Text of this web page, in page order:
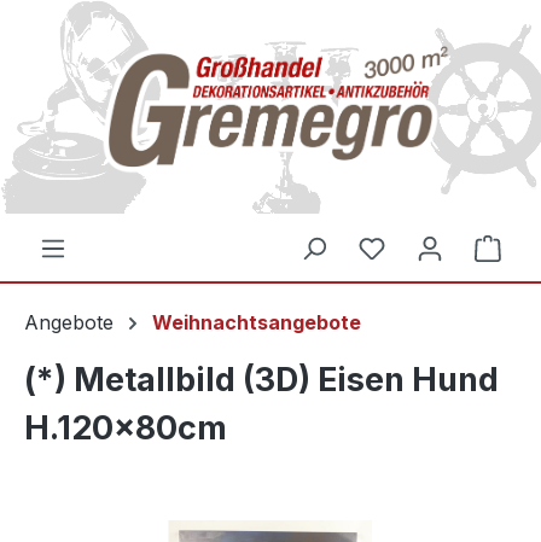
springen
Angebote Weihnachtsangebote
(*) Metallbild (3D) Eisen Hund
H.120x80cm